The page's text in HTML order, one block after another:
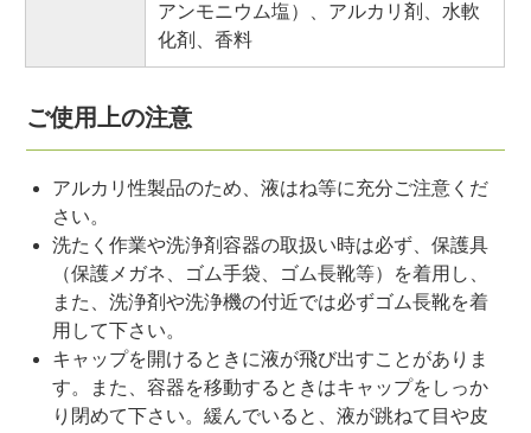
アンモニウム塩）、アルカリ剤、水軟
化剤、香料
ご使用上の注意
アルカリ性製品のため、液はね等に充分ご注意くだ
さい。
洗たく作業や洗浄剤容器の取扱い時は必ず、保護具
（保護メガネ、ゴム手袋、ゴム長靴等）を着用し、
また、洗浄剤や洗浄機の付近では必ずゴム長靴を着
用して下さい。
キャップを開けるときに液が飛び出すことがありま
す。また、容器を移動するときはキャップをしっか
り閉めて下さい。緩んでいると、液が跳ねて目や皮